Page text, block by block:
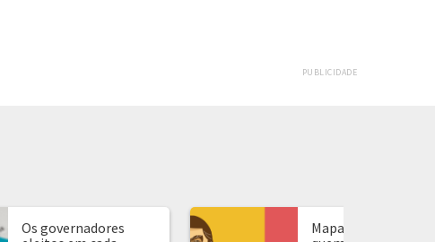
PUBLICIDADE
Os governadores
Mapa de presidente: